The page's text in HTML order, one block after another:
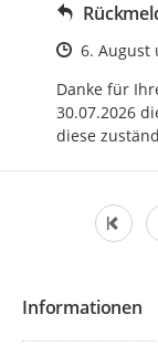
Zeitpunkt
6. August
Danke für
30.07.2026
diese
Informationen